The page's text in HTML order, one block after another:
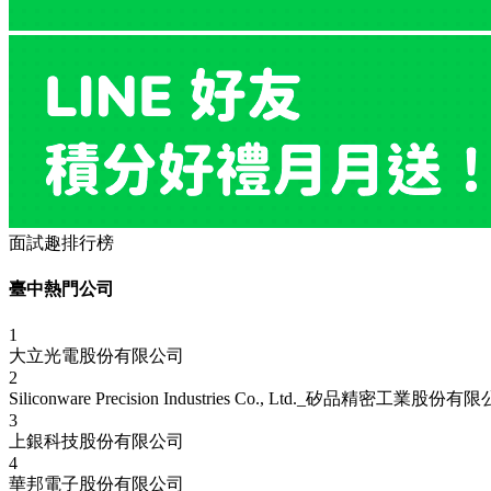
面試趣排行榜
臺中熱門公司
1
大立光電股份有限公司
2
Siliconware Precision Industries Co., Ltd._矽品精密工業股份有限
3
上銀科技股份有限公司
4
華邦電子股份有限公司